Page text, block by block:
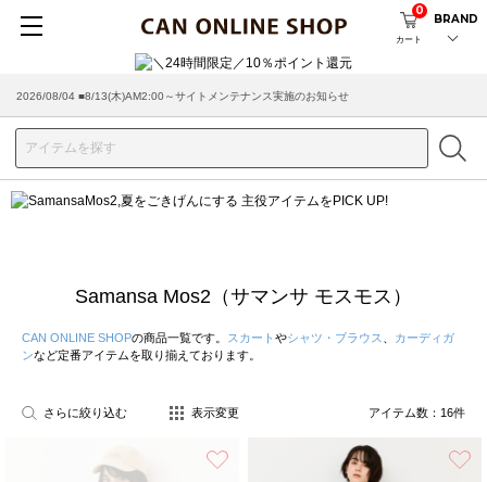
カート
0
BRAND
2026/08/04 ■8/13(木)AM2:00～サイトメンテナンス実施のお知らせ
Samansa Mos2（サマンサ モスモス）
CAN ONLINE SHOPの商品一覧です。 スカート やシャツ・ブラウス
カーディガ
ンなど定番アイテムを取り揃えております。
さらに絞り込む 表示変更 アイテム数： 16件